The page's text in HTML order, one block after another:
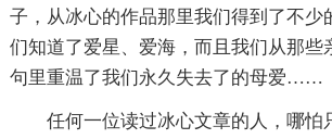
子，从冰心的作品那里我们得到了不少
们知道了爱星、爱海，而且我们从那些
句里重温了我们永久失去了的母爱……
任何一位读过冰心文章的人，哪怕